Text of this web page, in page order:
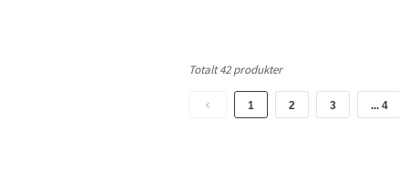
Totalt 42 produkter
1 2 3 ... 4